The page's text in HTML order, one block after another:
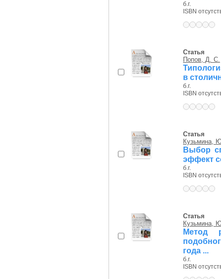
б.г.
ISBN
Статья
Попов, Д. С.
в
б.г.
ISBN
Статья
Кузьмина,
Выбор
эффект
б.г.
ISBN
Статья
Кузьмина,
Метод
года ...
б.г.
ISBN